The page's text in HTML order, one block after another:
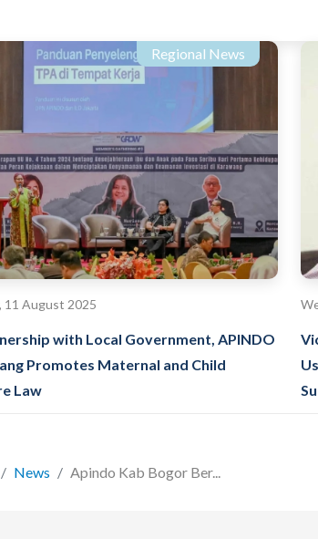
Regional News
11 August 2025
with Local Government, APINDO
Promotes Maternal and Child
Law
News Apindo Kab Bogor Ber...